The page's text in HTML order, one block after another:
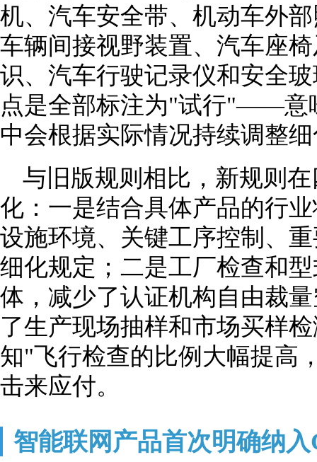
机、汽车安全带、机动车外
车辆间接视野装置、汽车座
识、汽车行驶记录仪和安全
点是全部标注为"试行"——意
中会根据实际情况持续调整
与旧版规则相比，新规则
化：一是结合具体产品的行
设施环境、关键工序控制、
细化规定；二是工厂检查和
体，减少了认证机构自由裁
了生产现场抽样和市场买样
知"飞行检查的比例大幅提高
击来应付。
智能联网产品首次明确纳